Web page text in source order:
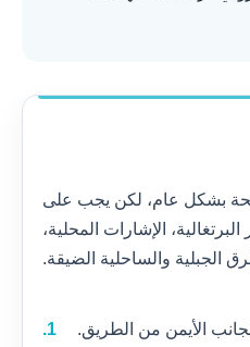
بشكل عام، لكن يجب على
الإشارات المحلية،
الجبلية والساحلية الضيقة.
الأيمن من الطريق.